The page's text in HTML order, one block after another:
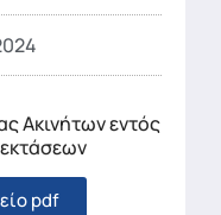
Ακινήτων εντός
pdf